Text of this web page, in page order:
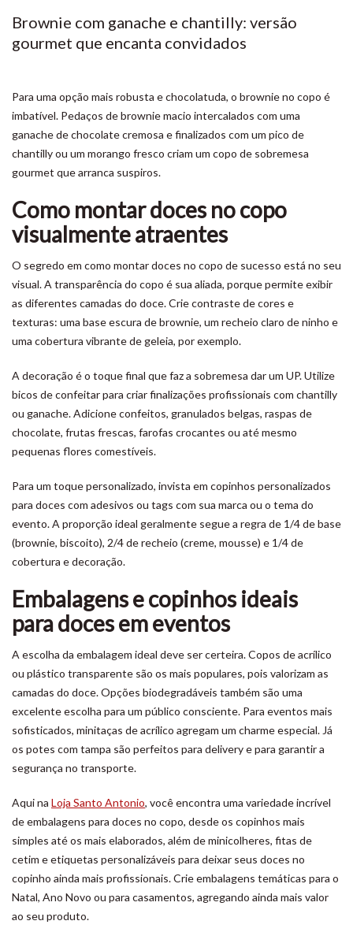
Brownie com ganache e chantilly: versão
gourmet que encanta convidados
Para uma opção mais robusta e chocolatuda, o brownie no copo é
imbatível. Pedaços de brownie macio intercalados com uma
ganache de chocolate cremosa e finalizados com um pico de
chantilly ou um morango fresco criam um copo de sobremesa
gourmet que arranca suspiros.
Como montar doces no copo
visualmente atraentes
O segredo em como montar doces no copo de sucesso está no seu
visual. A transparência do copo é sua aliada, porque permite exibir
as diferentes camadas do doce. Crie contraste de cores e
texturas: uma base escura de brownie, um recheio claro de ninho e
uma cobertura vibrante de geleia, por exemplo.
A decoração é o toque final que faz a sobremesa dar um UP. Utilize
bicos de confeitar para criar finalizações profissionais com chantilly
ou ganache. Adicione confeitos, granulados belgas, raspas de
chocolate, frutas frescas, farofas crocantes ou até mesmo
pequenas flores comestíveis.
Para um toque personalizado, invista em copinhos personalizados
para doces com adesivos ou tags com sua marca ou o tema do
evento. A proporção ideal geralmente segue a regra de 1/4 de base
(brownie, biscoito), 2/4 de recheio (creme, mousse) e 1/4 de
cobertura e decoração.
Embalagens e copinhos ideais
para doces em eventos
A escolha da embalagem ideal deve ser certeira. Copos de acrílico
ou plástico transparente são os mais populares, pois valorizam as
camadas do doce. Opções biodegradáveis também são uma
excelente escolha para um público consciente. Para eventos mais
sofisticados, minitaças de acrílico agregam um charme especial. Já
os potes com tampa são perfeitos para delivery e para garantir a
segurança no transporte.
Aqui na Loja Santo Antonio, você encontra uma variedade incrível
de embalagens para doces no copo, desde os copinhos mais
simples até os mais elaborados, além de minicolheres, fitas de
cetim e etiquetas personalizáveis para deixar seus doces no
copinho ainda mais profissionais. Crie embalagens temáticas para o
Natal, Ano Novo ou para casamentos, agregando ainda mais valor
ao seu produto.